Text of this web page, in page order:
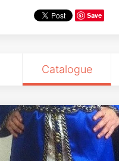
Save
Catalogue